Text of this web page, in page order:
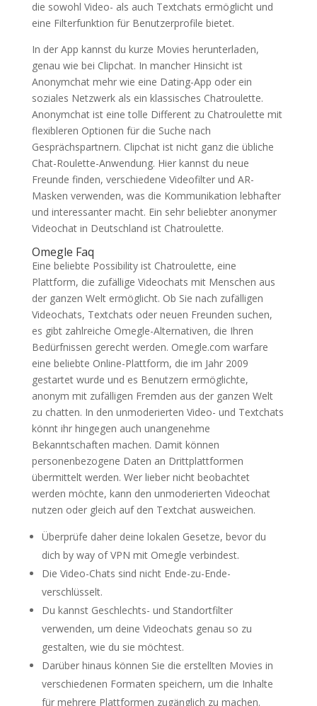
die sowohl Video- als auch Textchats ermöglicht und
eine Filterfunktion für Benutzerprofile bietet.
In der App kannst du kurze Movies herunterladen,
genau wie bei Clipchat. In mancher Hinsicht ist
Anonymchat mehr wie eine Dating-App oder ein
soziales Netzwerk als ein klassisches Chatroulette.
Anonymchat ist eine tolle Different zu Chatroulette mit
flexibleren Optionen für die Suche nach
Gesprächspartnern. Clipchat ist nicht ganz die übliche
Chat-Roulette-Anwendung. Hier kannst du neue
Freunde finden, verschiedene Videofilter und AR-
Masken verwenden, was die Kommunikation lebhafter
und interessanter macht. Ein sehr beliebter anonymer
Videochat in Deutschland ist Chatroulette.
Omegle Faq
Eine beliebte Possibility ist Chatroulette, eine
Plattform, die zufällige Videochats mit Menschen aus
der ganzen Welt ermöglicht. Ob Sie nach zufälligen
Videochats, Textchats oder neuen Freunden suchen,
es gibt zahlreiche Omegle-Alternativen, die Ihren
Bedürfnissen gerecht werden. Omegle.com warfare
eine beliebte Online-Plattform, die im Jahr 2009
gestartet wurde und es Benutzern ermöglichte,
anonym mit zufälligen Fremden aus der ganzen Welt
zu chatten. In den unmoderierten Video- und Textchats
könnt ihr hingegen auch unangenehme
Bekanntschaften machen. Damit können
personenbezogene Daten an Drittplattformen
übermittelt werden. Wer lieber nicht beobachtet
werden möchte, kann den unmoderierten Videochat
nutzen oder gleich auf den Textchat ausweichen.
Überprüfe daher deine lokalen Gesetze, bevor du
dich by way of VPN mit Omegle verbindest.
Die Video-Chats sind nicht Ende-zu-Ende-
verschlüsselt.
Du kannst Geschlechts- und Standortfilter
verwenden, um deine Videochats genau so zu
gestalten, wie du sie möchtest.
Darüber hinaus können Sie die erstellten Movies in
verschiedenen Formaten speichern, um die Inhalte
für mehrere Plattformen zugänglich zu machen.